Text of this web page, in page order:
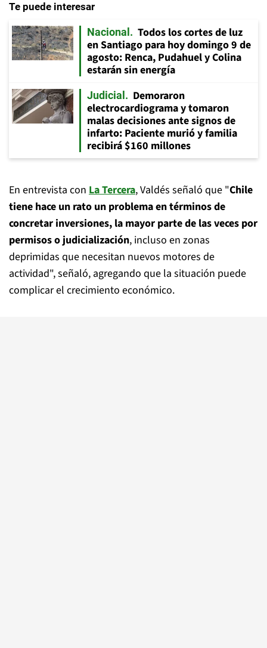
Te puede interesar
Nacional
Todos los cortes de luz
en Santiago para hoy domingo 9 de
agosto: Renca, Pudahuel y Colina
estarán sin energía
Judicial
Demoraron
electrocardiograma y tomaron
malas decisiones ante signos de
infarto: Paciente murió y familia
recibirá $160 millones
En entrevista con La Tercera, Valdés señaló que "Chile
tiene hace un rato un problema en términos de
concretar inversiones, la mayor parte de las veces por
permisos o judicialización, incluso en zonas
deprimidas que necesitan nuevos motores de
actividad", señaló, agregando que la situación puede
complicar el crecimiento económico.